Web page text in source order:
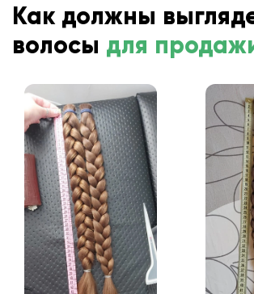
Как должны
волосы для